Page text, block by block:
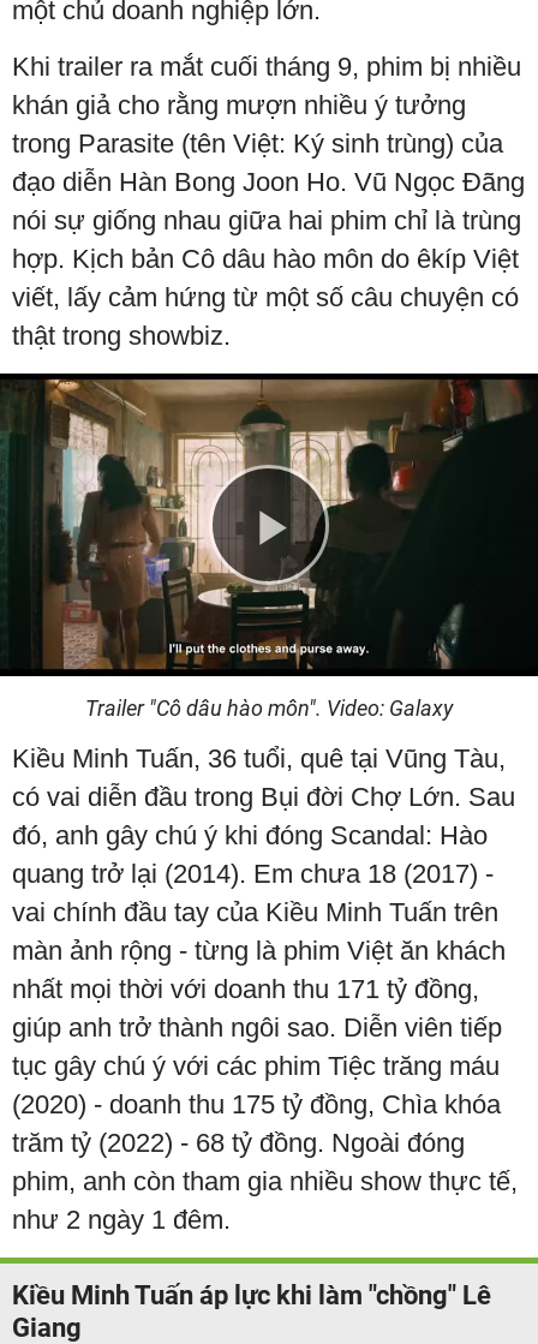
một chủ doanh nghiệp lớn.
Khi trailer ra mắt cuối tháng 9, phim bị nhiều
khán giả cho rằng mượn nhiều ý tưởng
trong Parasite (tên Việt: Ký sinh trùng) của
đạo diễn Hàn Bong Joon Ho. Vũ Ngọc Đãng
nói sự giống nhau giữa hai phim chỉ là trùng
hợp. Kịch bản Cô dâu hào môn do êkíp Việt
viết, lấy cảm hứng từ một số câu chuyện có
thật trong showbiz.
Play
Video
Trailer "Cô dâu hào môn". Video: Galaxy
Kiều Minh Tuấn, 36 tuổi, quê tại Vũng Tàu,
có vai diễn đầu trong Bụi đời Chợ Lớn. Sau
đó, anh gây chú ý khi đóng Scandal: Hào
quang trở lại (2014). Em chưa 18 (2017) -
vai chính đầu tay của Kiều Minh Tuấn trên
màn ảnh rộng - từng là phim Việt ăn khách
nhất mọi thời với doanh thu 171 tỷ đồng,
giúp anh trở thành ngôi sao. Diễn viên tiếp
tục gây chú ý với các phim Tiệc trăng máu
(2020) - doanh thu 175 tỷ đồng, Chìa khóa
trăm tỷ (2022) - 68 tỷ đồng. Ngoài đóng
phim, anh còn tham gia nhiều show thực tế,
như 2 ngày 1 đêm.
Kiều Minh Tuấn áp lực khi làm "chồng" Lê
Giang